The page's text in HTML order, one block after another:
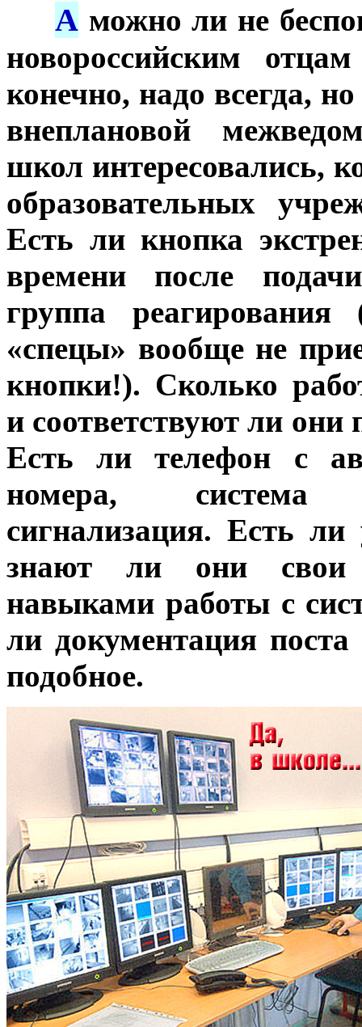
А можно ли не
новороссийским
конечно, надо всегда,
внеплановой
школ интересовались,
образовательных
Есть ли кнопка
времени после
группа
«спецы» вообще не
кнопки!). Сколько
и соответствуют ли
Есть ли телефон с
номера, система
сигнализация. Есть ли
знают ли они свои
навыками работы с
ли документация
подобное.